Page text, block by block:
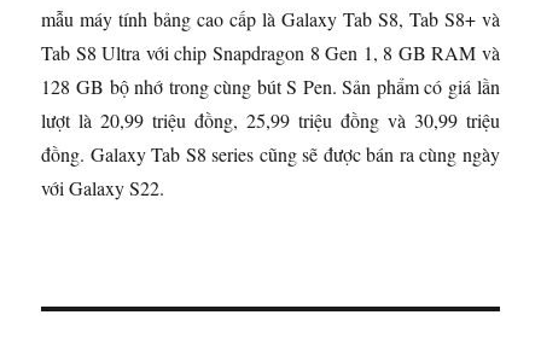
mẫu máy tính bảng cao cấp là Galaxy Tab S8, Tab S8+ và
Tab S8 Ultra với chip Snapdragon 8 Gen 1, 8 GB RAM và
128 GB bộ nhớ trong cùng bút S Pen. Sản phẩm có giá lần
lượt là 20,99 triệu đồng, 25,99 triệu đồng và 30,99 triệu
đồng. Galaxy Tab S8 series cũng sẽ được bán ra cùng ngày
với Galaxy S22.